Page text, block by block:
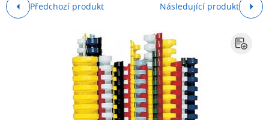
Předchozí produkt Následující produkt